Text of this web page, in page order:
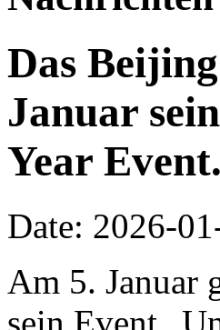
Das
Januar
Year Event.
Date: 2026-
Am 5. Januar
sein Event